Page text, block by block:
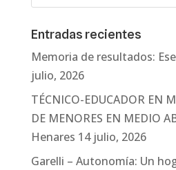
Entradas recientes
Memoria de resultados:
julio, 2026
TÉCNICO-EDUCADOR EN
DE MENORES EN MEDIO
Henares 14 julio, 2026
Garelli – Autonomía: Un